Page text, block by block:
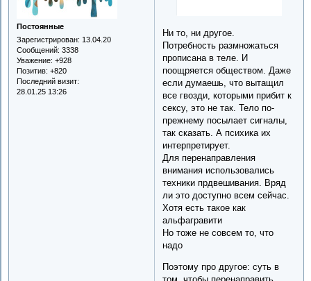
Постоянные
Зарегистрирован: 13.04.20
Сообщений: 3338
Уважение: +928
Позитив: +820
Последний визит:
28.01.25 13:26
Ни то, ни другое.
Потребность размножаться
прописана в теле. И
поощряется обществом. Даже
если думаешь, что вытащил
все гвозди, которыми прибит к
сексу, это не так. Тело по-
прежнему посылает сигналы,
так сказать. А психика их
интерпретирует.
Для перенаправления
внимания использовались
техники прдвешивания. Вряд
ли это доступно всем сейчас.
Хотя есть такое как
альфагравити
Но тоже не совсем то, что
надо
Поэтому про другое: суть в